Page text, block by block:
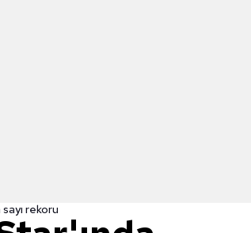
rekoru